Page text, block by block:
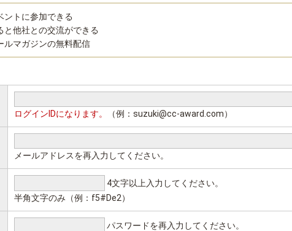
トに参加できる
他社との交流ができる
マガジンの無料配信
ログインIDになります。
（例：suzuki@cc-award.com）
メールアドレスを再入力してください。
4文字以上入力してください。
半角文字のみ（例：f5#De2）
パスワードを再入力してください。